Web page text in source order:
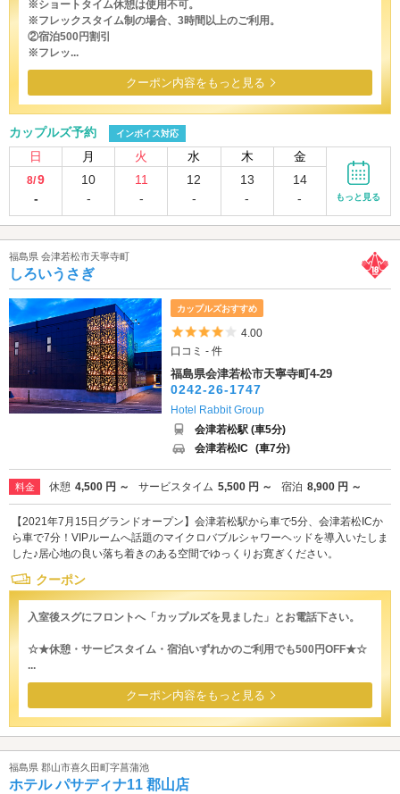
※ショートタイム休憩は使用不可。
※フレックスタイム制の場合、3時間以上のご利用。
②宿泊500円割引
※フレッ...
クーポン内容をもっと見る
カップルズ予約 インボイス対応
日 月 火 水 木 金
8/9
-
10
-
11
-
12
-
13
-
14
-
もっと見る
福島県 会津若松市天寧寺町
しろいうさぎ
カップルズおすすめ
5つ星のうち4
4.00
口コミ - 件
福島県会津若松市天寧寺町4-29
0242-26-1747
Hotel Rabbit Group
会津若松駅 (車5分)
会津若松IC (車7分)
料金 休憩 4,500 円 ～ サービスタイム 5,500 円 ～ 宿泊 8,900 円 ～
【2021年7月15日グランドオープン】会津若松駅から車で5分、会津若松ICか
ら車で7分！VIPルームへ話題のマイクロバブルシャワーヘッドを導入いたしま
した♪居心地の良い落ち着きのある空間でゆっくりお寛ぎください。
クーポン
入室後スグにフロントへ「カップルズを見ました」とお電話下さい。
☆★休憩・サービスタイム・宿泊いずれかのご利用でも500円OFF★☆
...
クーポン内容をもっと見る
福島県 郡山市喜久田町字菖蒲池
ホテル パサディナ11 郡山店